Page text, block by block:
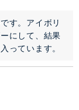
す。アイボリ
にして、結果
っています。